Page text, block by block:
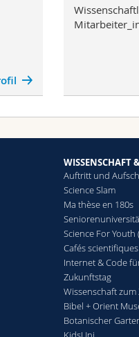
WISSENSCHAFT
Auftritt und
Science Slam
Ma thèse en 180s
Science For Youth
Cafés scientifiques
Internet & Code
Zukunftstag
Wissenschaft zum
Bibel + Orient
Botanischer